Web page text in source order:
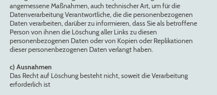
angemessene Maßnahmen, auch technischer Art, um für die
Datenverarbeitung Verantwortliche, die die personenbezogenen
Daten verarbeiten, darüber zu informieren, dass Sie als betroffene
Person von ihnen die Löschung aller Links zu diesen
personenbezogenen Daten oder von Kopien oder Replikationen
dieser personenbezogenen Daten verlangt haben.
c) Ausnahmen
Das Recht auf Löschung besteht nicht, soweit die Verarbeitung
erforderlich ist